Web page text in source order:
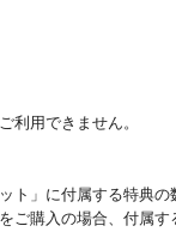
利用できません。
」に付属する特典の
購入の場合、付属